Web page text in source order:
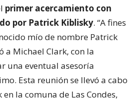
primer acercamiento con
por Patrick Kiblisky. “A fines
mío de nombre Patrick
a Michael Clark, con la
una eventual asesoría
Esta reunión se llevó a cabo
la comuna de Las Condes,